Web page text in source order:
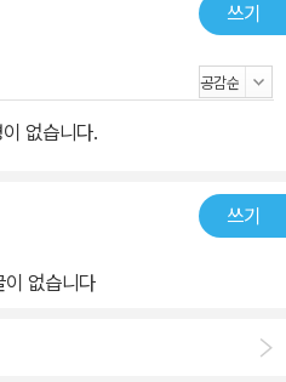
쓰기
없습니다.
쓰기
이 없습니다